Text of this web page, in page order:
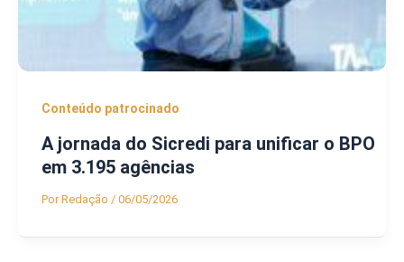
Conteúdo patrocinado
A jornada do Sicredi para unificar o BPO
em 3.195 agências
PorRedação / 06/05/2026